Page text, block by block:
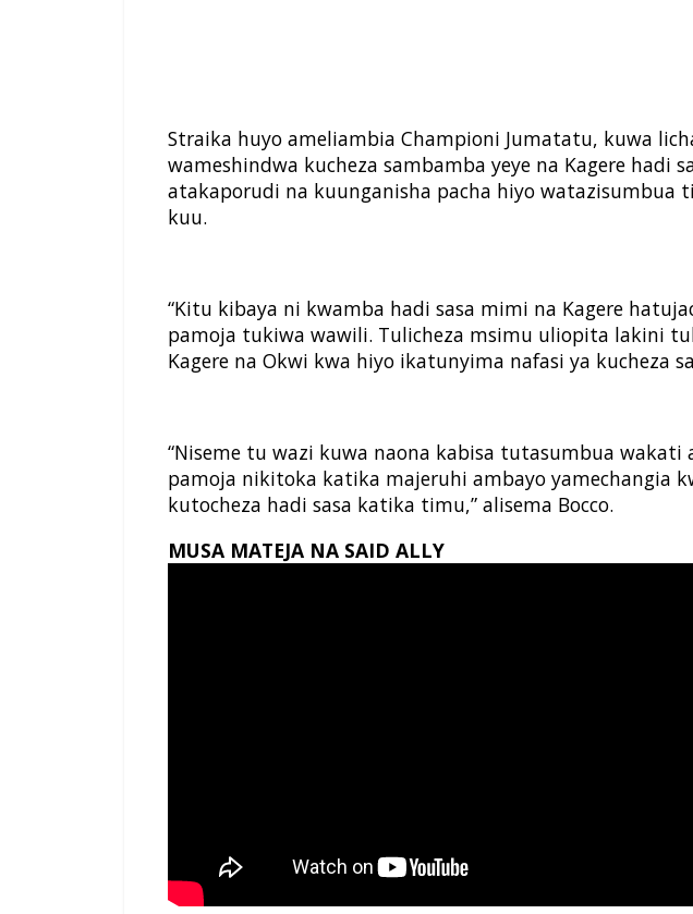
Straika huyo ameliambia Championi Jumatatu, kuwa
wameshindwa kucheza sambamba yeye na Kagere hadi
atakaporudi na kuunganisha pacha hiyo watazisumbua
kuu.
“Kitu kibaya ni kwamba hadi sasa mimi na Kagere
pamoja tukiwa wawili. Tulicheza msimu uliopita lakini
Kagere na Okwi kwa hiyo ikatunyima nafasi ya kucheza
“Niseme tu wazi kuwa naona kabisa tutasumbua wakati
pamoja nikitoka katika majeruhi ambayo yamechangia
kutocheza hadi sasa katika timu,” alisema Bocco.
MUSA MATEJA NA SAID ALLY